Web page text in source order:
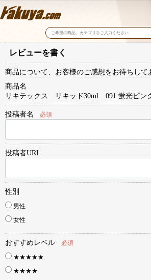
レビューを書く
商品について、お客様のご感想をお待ちして
商品名
リキテックス リキッド30ml 091 蛍光ピン
投稿者名 必須
投稿者URL
性別
男性
女性
おすすめレベル
必須
★★★★★
★★★★